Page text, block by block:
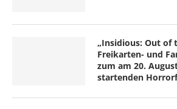
„Insidious: Out of
Freikarten- und
zum am 20.
startenden